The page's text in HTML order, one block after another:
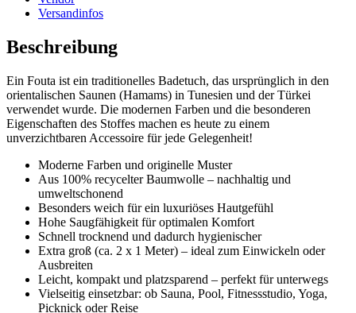
Versandinfos
Beschreibung
Ein Fouta ist ein traditionelles Badetuch, das ursprünglich in den
orientalischen Saunen (Hamams) in Tunesien und der Türkei
verwendet wurde. Die modernen Farben und die besonderen
Eigenschaften des Stoffes machen es heute zu einem
unverzichtbaren Accessoire für jede Gelegenheit!
Moderne Farben und originelle Muster
Aus 100% recycelter Baumwolle – nachhaltig und
umweltschonend
Besonders weich für ein luxuriöses Hautgefühl
Hohe Saugfähigkeit für optimalen Komfort
Schnell trocknend und dadurch hygienischer
Extra groß (ca. 2 x 1 Meter) – ideal zum Einwickeln oder
Ausbreiten
Leicht, kompakt und platzsparend – perfekt für unterwegs
Vielseitig einsetzbar: ob Sauna, Pool, Fitnessstudio, Yoga,
Picknick oder Reise